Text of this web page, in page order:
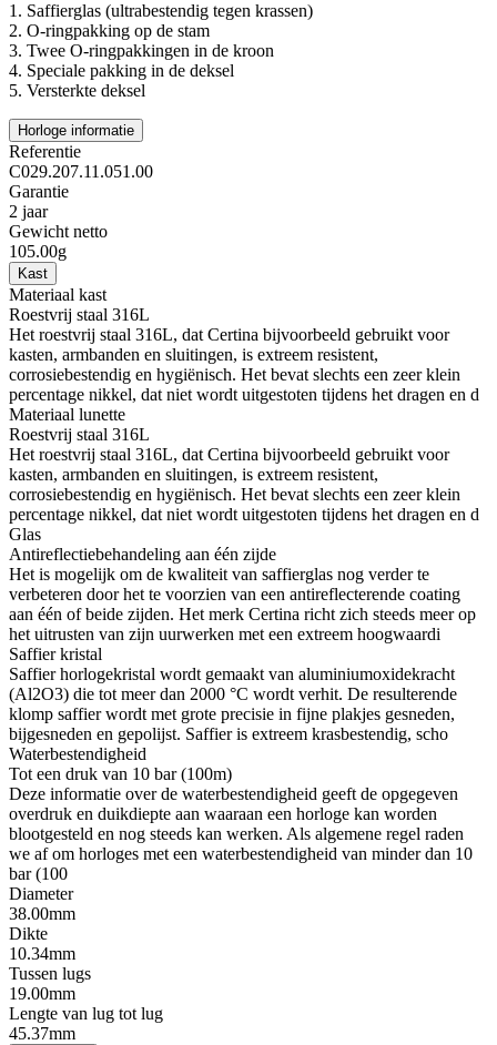
1. Saffierglas (ultrabestendig tegen krassen)
2. O-ringpakking op de stam
3. Twee O-ringpakkingen in de kroon
4. Speciale pakking in de deksel
5. Versterkte deksel
Horloge informatie
Referentie
C029.207.11.051.00
Garantie
2 jaar
Gewicht netto
105.00g
Kast
Materiaal kast
Roestvrij staal 316L
Het roestvrij staal 316L, dat Certina bijvoorbeeld gebruikt voor
kasten, armbanden en sluitingen, is extreem resistent,
corrosiebestendig en hygiënisch. Het bevat slechts een zeer klein
percentage nikkel, dat niet wordt uitgestoten tijdens het dragen en d
Materiaal lunette
Roestvrij staal 316L
Het roestvrij staal 316L, dat Certina bijvoorbeeld gebruikt voor
kasten, armbanden en sluitingen, is extreem resistent,
corrosiebestendig en hygiënisch. Het bevat slechts een zeer klein
percentage nikkel, dat niet wordt uitgestoten tijdens het dragen en d
Glas
Antireflectiebehandeling aan één zijde
Het is mogelijk om de kwaliteit van saffierglas nog verder te
verbeteren door het te voorzien van een antireflecterende coating
aan één of beide zijden. Het merk Certina richt zich steeds meer op
het uitrusten van zijn uurwerken met een extreem hoogwaardi
Saffier kristal
Saffier horlogekristal wordt gemaakt van aluminiumoxidekracht
(Al2O3) die tot meer dan 2000 °C wordt verhit. De resulterende
klomp saffier wordt met grote precisie in fijne plakjes gesneden,
bijgesneden en gepolijst. Saffier is extreem krasbestendig, scho
Waterbestendigheid
Tot een druk van 10 bar (100m)
Deze informatie over de waterbestendigheid geeft de opgegeven
overdruk en duikdiepte aan waaraan een horloge kan worden
blootgesteld en nog steeds kan werken. Als algemene regel raden
we af om horloges met een waterbestendigheid van minder dan 10
bar (100
Diameter
38.00mm
Dikte
10.34mm
Tussen lugs
19.00mm
Lengte van lug tot lug
45.37mm